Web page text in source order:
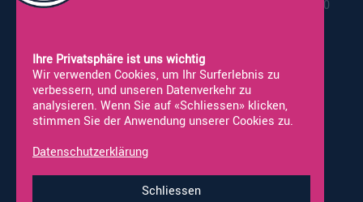
17:00
Vermietung
Neufahrzeuge
Occasionen
Impressum & Datenschutz
Ihre Privatsphäre ist uns wichtig
Wir verwenden Cookies, um Ihr Surferlebnis zu
verbessern, und unseren Datenverkehr zu
analysieren. Wenn Sie auf «Schliessen» klicken,
stimmen Sie der Anwendung unserer Cookies zu.
Datenschutzerklärung
Schliessen